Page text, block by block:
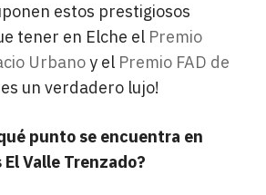
estos prestigiosos
tener en Elche el Premio
Urbanoy el Premio FAD de
es un verdadero lujo!
punto se encuentra en
Valle Trenzado?